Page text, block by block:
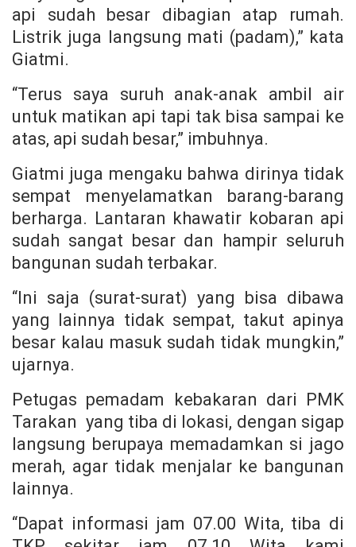
api sudah besar dibagian atap rumah.
Listrik juga langsung mati (padam),” kata
Giatmi.
“Terus saya suruh anak-anak ambil air
untuk matikan api tapi tak bisa sampai ke
atas, api sudah besar,” imbuhnya.
Giatmi juga mengaku bahwa dirinya tidak
sempat menyelamatkan barang-barang
berharga. Lantaran khawatir kobaran api
sudah sangat besar dan hampir seluruh
bangunan sudah terbakar.
“Ini saja (surat-surat) yang bisa dibawa
yang lainnya tidak sempat, takut apinya
besar kalau masuk sudah tidak mungkin,”
ujarnya.
Petugas pemadam kebakaran dari PMK
Tarakan yang tiba di lokasi, dengan sigap
langsung berupaya memadamkan si jago
merah, agar tidak menjalar ke bangunan
lainnya.
“Dapat informasi jam 07.00 Wita, tiba di